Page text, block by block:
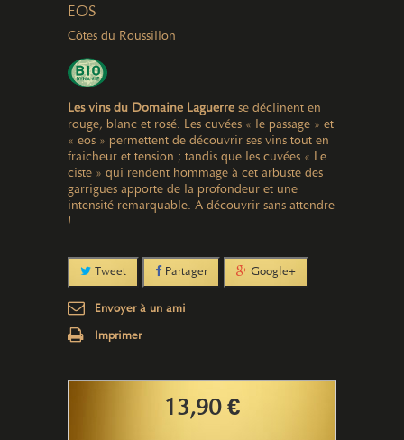
EOS
Côtes du Roussillon
Les vins du Domaine Laguerre se déclinent en
rouge, blanc et rosé. Les cuvées « le passage » et
« eos » permettent de découvrir ses vins tout en
fraicheur et tension ; tandis que les cuvées « Le
ciste » qui rendent hommage à cet arbuste des
garrigues apporte de la profondeur et une
intensité remarquable. A découvrir sans attendre
!
Tweet Partager Google+
Envoyer à un ami
Imprimer
13,90 €